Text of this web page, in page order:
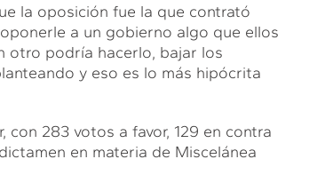
la oposición fue la que contrató
a un gobierno algo que ellos
otro podría hacerlo, bajar los
y eso es lo más hipócrita
283 votos a favor, 129 en contra
en materia de Miscelánea